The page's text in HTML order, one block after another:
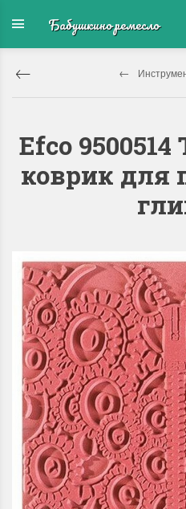
Бабушкино ремесло
Efco
коврик для